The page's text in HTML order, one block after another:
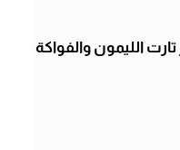
الليمون والفواكة